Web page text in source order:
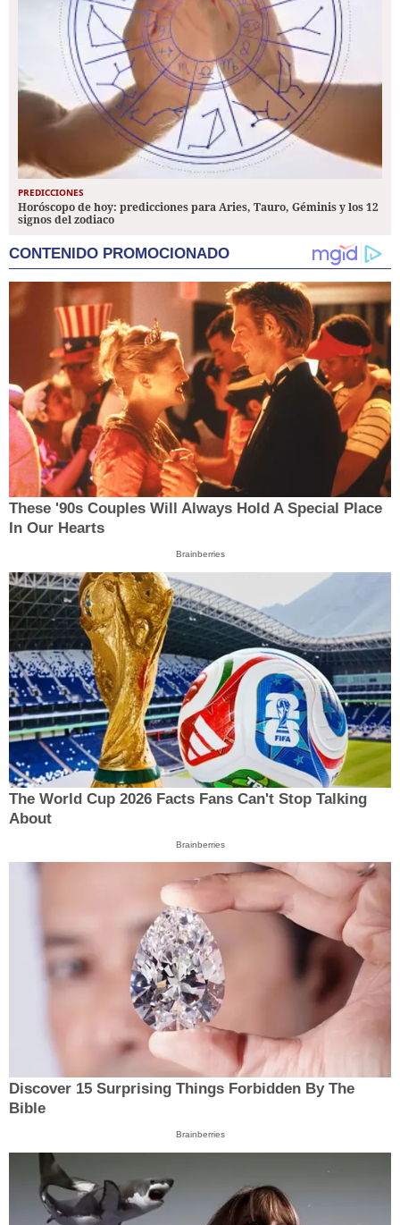
PREDICCIONES
Horóscopo de hoy: predicciones para Aries, Tauro, Géminis y los 12
signos del zodiaco
CONTENIDO PROMOCIONADO
These '90s Couples Will Always Hold A Special Place
In Our Hearts
Brainberries
The World Cup 2026 Facts Fans Can't Stop Talking
About
Brainberries
Discover 15 Surprising Things Forbidden By The
Bible
Brainberries